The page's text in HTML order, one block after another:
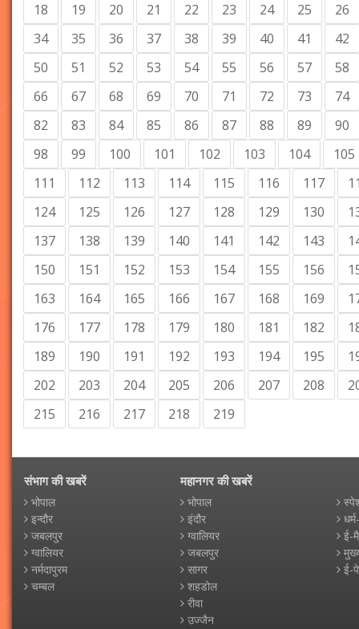
18
19 20 21 22 23 24 25
26
34
35 36 37 38 39 40 41
42
50
51 52 53 54 55 56 57
58
66
67 68 69 70 71 72 73
74
82
83 84 85 86 87 88 89
90
98
99 100 101 102 103 104
105
111
112 113 114 115 116 117
124
125 126 127 128 129 130
137
138 139 140 141 142 143
150
151 152 153 154 155 156
163
164 165 166 167 168 169
176
177 178 179 180 181 182
189
190 191 192 193 194 195
202
203 204 205 206 207 208
215
216 217 218 219
संभाग की खबरें
भोपाल
इन्दौर
जबलपुर
ग्वालियर
नर्मदापुरम
चम्बल
महानगर की खबरें
भोपाल
इंदौर
ग्वालियर
जबलपुर
सागर
शहडोल
रीवा
उज्जैन
ई-
ई-